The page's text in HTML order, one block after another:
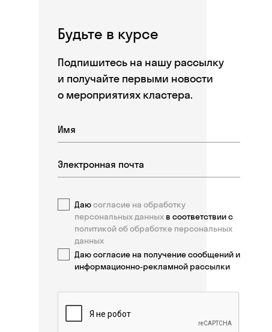
Будьте в курсе
Подпишитесь на нашу рассылку
и получайте первыми новости
о мероприятиях кластера.
Даюсогласие на обработку
персональных данных в соответствии с
политикой об обработке персональных
данных
Даю согласие на получение сообщений и
информационно-рекламной рассылки